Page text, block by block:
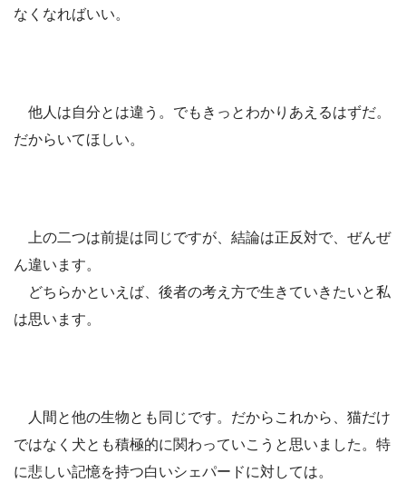
なくなればいい。
他人は自分とは違う。でもきっとわかりあえるはずだ。
だからいてほしい。
上の二つは前提は同じですが、結論は正反対で、ぜんぜ
ん違います。
どちらかといえば、後者の考え方で生きていきたいと私
は思います。
人間と他の生物とも同じです。だからこれから、猫だけ
ではなく犬とも積極的に関わっていこうと思いました。特
に悲しい記憶を持つ白いシェパードに対しては。